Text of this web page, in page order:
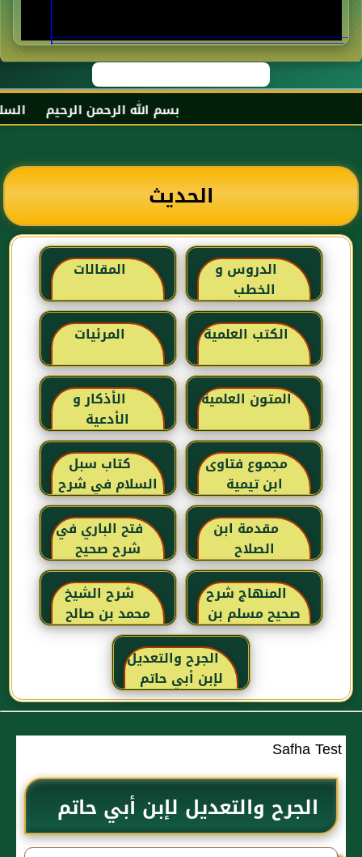
بسم الله الرحمن الرحيم
الحديث
الدروس و
الخطب
المقالات
الكتب العلمية المرئيات
المتون العلمية
الأذكار و
الأدعية
مجموع فتاوى
ابن تيمية
كتاب سبل
السلام في شرح
بلوغ المرام للإمام
الصنعاني رحمه
الله
مقدمة ابن
الصلاح
فتح الباري في
شرح صحيح
البخاري للحافظ
ابن حجر
العسقلاني
المنهاج شرح
صحيح مسلم بن
الحجاج
شرح الشيخ
محمد بن صالح
العثيمين لكتاب
رياض الصالحين
للإمام النووي
رحمهم الله تعالى
الجرح والتعديل
لإبن أبي حاتم
Safha Test
الجرح والتعديل لإبن أبي حاتم